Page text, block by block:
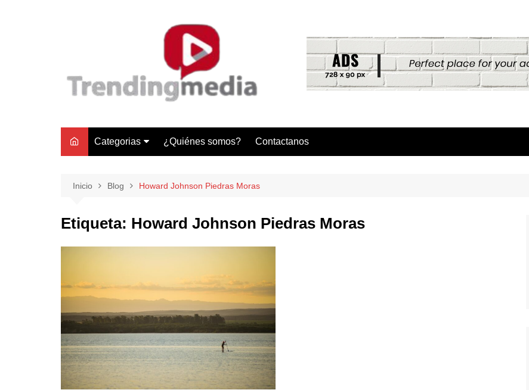
Categorias
Negocios
Lifestyle
Motores
Empresas y Negocios
Automotos
Espectáculos
Trendy News
LifeStyle
Negocios
¿Quiénes somos? Contactanos
Inicio Blog Howard Johnson Piedras Moras
Etiqueta: Howard Johnson Piedras Moras